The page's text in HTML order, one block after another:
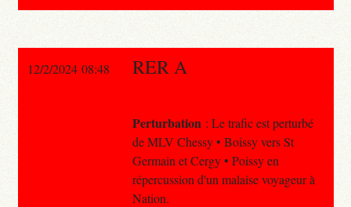
12/2/2024 08:48 RER A
Perturbation : Le trafic est perturbé
de MLV Chessy • Boissy vers St
Germain et Cergy • Poissy en
répercussion d'un malaise voyageur à
Nation.